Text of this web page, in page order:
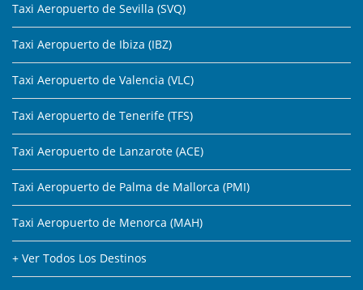
Taxi Aeropuerto de Sevilla (SVQ)
Taxi Aeropuerto de Ibiza (IBZ)
Taxi Aeropuerto de Valencia (VLC)
Taxi Aeropuerto de Tenerife (TFS)
Taxi Aeropuerto de Lanzarote (ACE)
Taxi Aeropuerto de Palma de Mallorca (PMI)
Taxi Aeropuerto de Menorca (MAH)
+ Ver Todos Los Destinos